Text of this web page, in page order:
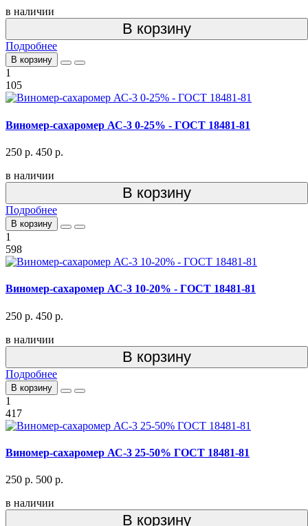
в наличии
В корзину
Подробнее
В корзину
1
105
Виномер-сахаромер АС-3 0-25% - ГОСТ 18481-81
250 р. 450 р.
в наличии
В корзину
Подробнее
В корзину
1
598
Виномер-сахаромер АС-3 10-20% - ГОСТ 18481-81
250 р. 450 р.
в наличии
В корзину
Подробнее
В корзину
1
417
Виномер-сахаромер АС-3 25-50% ГОСТ 18481-81
250 р. 500 р.
в наличии
В корзину